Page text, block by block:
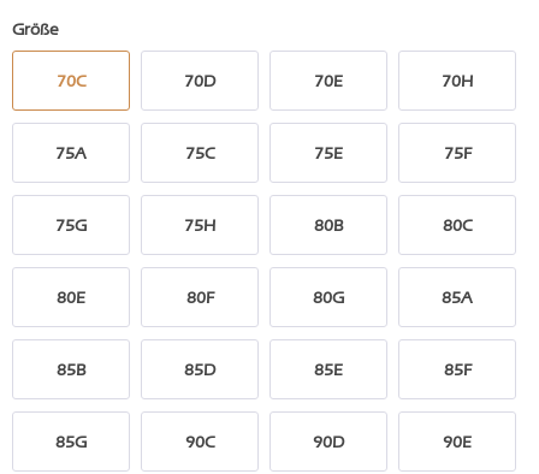
Größe
70C 70D 70E 70H
75A 75C 75E 75F
75G 75H 80B 80C
80E 80F 80G 85A
85B 85D 85E 85F
85G 90C 90D 90E